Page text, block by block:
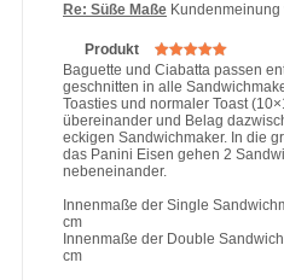
Re: Süße Maße Kundenmeinung
Produkt
Baguette und Ciabatta passen
geschnitten in alle
Toasties und normaler Toast
übereinander und Belag
eckigen Sandwichmaker. In die
das Panini Eisen gehen 2
nebeneinander.
Innenmaße der Single
cm
Innenmaße der Double
cm